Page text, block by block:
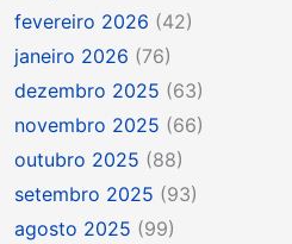
fevereiro 2026 (42)
janeiro 2026 (76)
dezembro 2025 (63)
novembro 2025 (66)
outubro 2025 (88)
setembro 2025 (93)
agosto 2025 (99)